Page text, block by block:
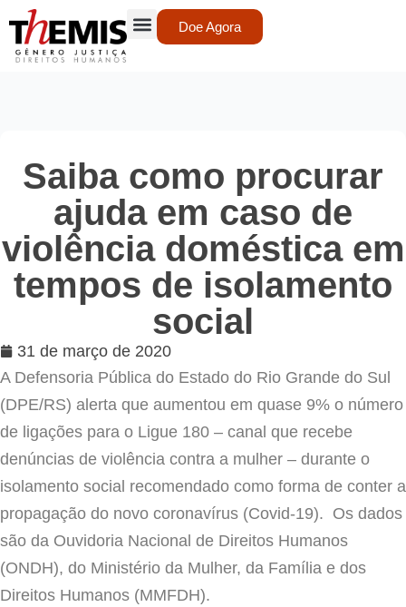
Doe Agora
Saiba como procurar
ajuda em caso de
violência doméstica em
tempos de isolamento
social
31 de março de 2020
A Defensoria Pública do Estado do Rio Grande do Sul
(DPE/RS) alerta que aumentou em quase 9% o número
de ligações para o Ligue 180 – canal que recebe
denúncias de violência contra a mulher – durante o
isolamento social recomendado como forma de conter a
propagação do novo coronavírus (Covid-19). Os dados
são da Ouvidoria Nacional de Direitos Humanos
(ONDH), do Ministério da Mulher, da Família e dos
Direitos Humanos (MMFDH).